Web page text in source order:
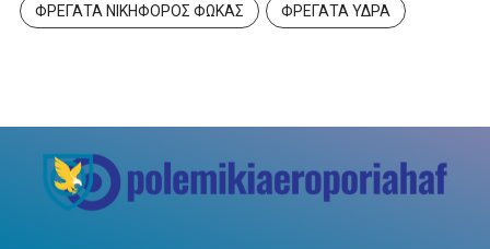
ΦΡΕΓΑΤΑ ΝΙΚΗΦΟΡΟΣ ΦΩΚΑΣ ΦΡΕΓΑΤΑ ΥΔΡΑ